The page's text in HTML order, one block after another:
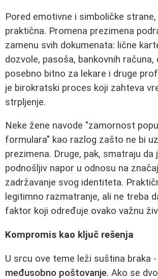
Pored emotivne i simboličke strane,
praktična. Promena prezimena
zamenu svih dokumenata: lične
dozvole, pasoša, bankovnih
posebno bitno za lekare i druge
je birokratski proces koji zahteva
strpljenje.
Neke žene navode "zamornost
formulara" kao razlog zašto ne bi
prezimena. Druge, pak, smatraju da
podnošljiv napor u odnosu na
zadržavanje svog identiteta.
legitimno razmatranje, ali ne treba
faktor koji određuje ovako važnu
Kompromis kao ključ rešenja
U srcu ove teme leži suština braka -
međusobno poštovanje. Ako se